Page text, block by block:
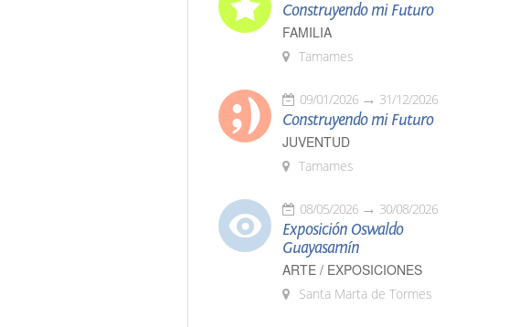
Construyendo mi Futuro
FAMILIA
Tamames
09/01/2026 31/12/2026
Construyendo mi Futuro
JUVENTUD
Tamames
08/05/2026 30/08/2026
Exposición Oswaldo
Guayasamín
ARTE / EXPOSICIONES
Santa Marta de Tormes